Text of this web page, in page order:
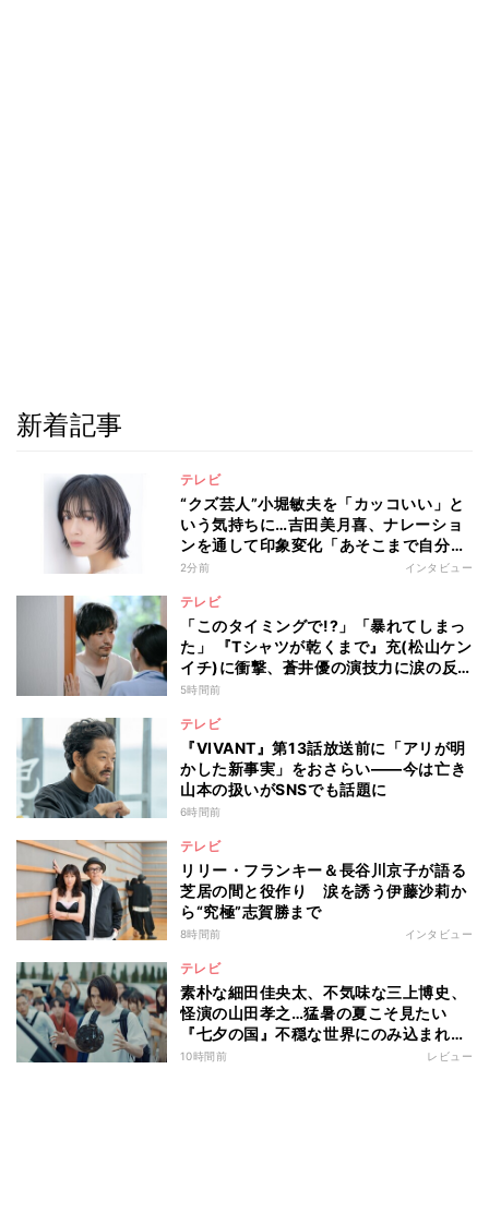
新着記事
テレビ
“クズ芸人”小堀敏夫を「カッコいい」と
いう気持ちに…吉田美月喜、ナレーショ
ンを通して印象変化「あそこまで自分に
正直に生きられる人は、なかなかいな
2分前 インタビュー
テレビ
「このタイミングで!?」「暴れてしまっ
た」 『Tシャツが乾くまで』充(松山ケン
イチ)に衝撃、蒼井優の演技力に涙の反
響も
5時間前
テレビ
『VIVANT』第13話放送前に「アリが明
かした新事実」をおさらい――今は亡き
山本の扱いがSNSでも話題に
6時間前
テレビ
リリー・フランキー＆長谷川京子が語る
芝居の間と役作り 涙を誘う伊藤沙莉か
ら“究極”志賀勝まで
8時間前 インタビュー
テレビ
素朴な細田佳央太、不気味な三上博史、
怪演の山田孝之…猛暑の夏こそ見たい
『七夕の国』不穏な世界にのみ込まれる
超常ミステリー
10時間前 レビュー